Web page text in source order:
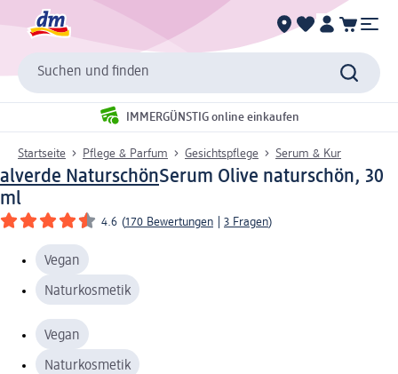
Suchen und finden
IMMERGÜNSTIG online einkaufen
Startseite Pflege & Parfum Gesichtspflege Serum & Kur
alverde NaturschönSerum Olive naturschön, 30
ml
4.6 (170 Bewertungen 3 Fragen)
Vegan
Naturkosmetik
Vegan
Naturkosmetik